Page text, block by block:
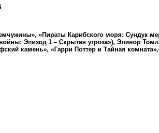
«Пираты Карибского моря: Сундук
Эпизод 1 – Скрытая угроза»), Элинор
камень», «Гарри Поттер и Тайная